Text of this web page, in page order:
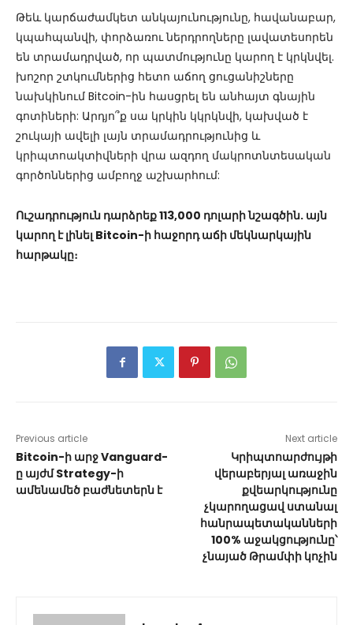
Թեև կարճաժամկետ անկայունությունը, հավանաբար,
կպահպանվի, փորձառու ներդրողները լավատեսորեն
են տրամադրված, որ պատմությունը կարող է կրկնվել.
խոշոր շտկումներից հետո աճող ցուցանիշները
նախկինում Bitcoin-ին հասցրել են անհայտ գնային
գոտիների: Արդյո՞ք սա կրկին կկրկնվի, կախված է
շուկայի ավելի լայն տրամադրությունից և
կրիպտոակտիվների վրա ազդող մակրոտնտեսական
գործոններից ամբողջ աշխարհում:
Ուշադրություն դարձրեք 113,000 դոլարի նշագծին. այն
կարող է լինել Bitcoin-ի հաջորդ աճի մեկնարկային
հարթակը։
Previous article
Bitcoin-ի արջ Vanguard-
ը այժմ Strategy-ի
ամենամեծ բաժնետերն է
Next article
Կրիպտոարժույթի
վերաբերյալ առաջին
քվեարկությունը
չկարողացավ ստանալ
հանրապետականների
100% աջակցությունը՝
չնայած Թրամփի կոչին